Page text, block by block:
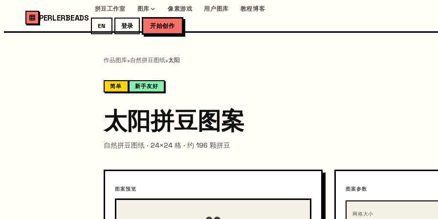
PERLERBEADS
拼豆工作室 图库 像素游戏 用户图库 教程博客
EN 登录 开始创作
作品图库›自然拼豆图纸›太阳
简单 新手友好
太阳拼豆图案
自然拼豆图纸 · 24×24 格 · 约 196 颗拼豆
图案预览 图案参数
网格大小